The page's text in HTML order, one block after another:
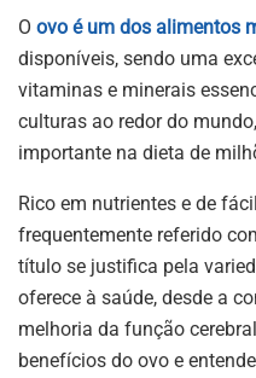
O ovo é um dos alimentos
disponíveis, sendo uma
vitaminas e minerais
culturas ao redor do
importante na dieta de
Rico em nutrientes e de
frequentemente referido
título se justifica pela
oferece à saúde, desde a
melhoria da função
benefícios do ovo e